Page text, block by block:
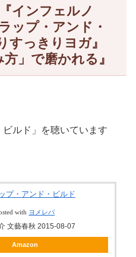
インフェルノ
ップ・アンド・
すっきりヨガ』
」で磨かれる』
ルド」を聴いています
プ・アンド・ビルド
with ヨメレバ
文藝春秋 2015-08-07
Amazon